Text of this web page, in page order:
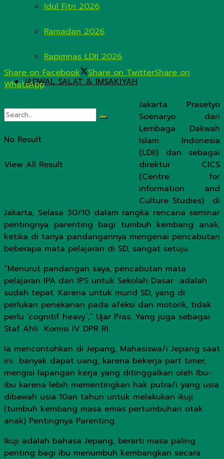
Idul Fitri 2026
Ramadan 2026
Rapimnas LDII 2026
JADWAL SALAT & IMSAKIYAH
No Result
View All Result
Share on Facebook Share on TwitterShare on
WhatsApp
Jakarta : Prasetyo
Soenaryo dari
Lembaga Dakwah
Islam Indonesia
(LDII) dan sebagai
direktur CICS
(Centre for
information and
Culture Studies) di
Jakarta, Selasa 30/10 dalam rangka rencana seminar
pentingnya parenting bagi tumbuh kembang anak,
ketika di tanya pandangannya mengenai pencabutan
beberapa mata pelajaran di SD, sangat setuju.
“Menurut pandangan saya, pencabutan mata
pelajaran IPA dan IPS untuk Sekolah Dasar adalah
sudah tepat. Karena untuk murid SD, yang di
perlukan penekanan pada afeksi dan motorik, tidak
perlu ‘cognitif heavy’,” Ujar Pras. Yang juga sebagai
Staf Ahli Komisi IV DPR RI.
Ia mencontohkan di Jepang, Mahasiswa/i Jepang saat
ini banyak dapat uang, karena bekerja part timer,
mengisi lapangan kerja yang ditinggalkan oleh Ibu-
ibu karena lebih mementingkan hak putra/i yang usia
dibawah usia 10an tahun untuk melakukan ikuji
(tumbuh kembang masa emas pertumbuhan otak
anak) Pentingnya Parenting.
Ikuji adalah bahasa Jepang, berarti masa paling
penting bagi ibu menumbuh kembangkan secara